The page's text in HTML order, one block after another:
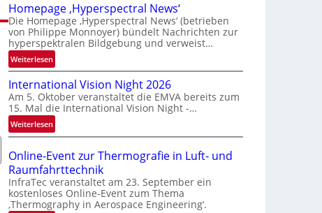
Homepage ‚Hyperspectral News‘
Die Homepage ‚Hyperspectral News‘ (betrieben
von Philippe Monnoyer) bündelt Nachrichten zur
hyperspektralen Bildgebung und verweist…
Weiterlesen:
H
o
m
e
p
a
‚
H
y
International Vision Night 2026
Am 5. Oktober veranstaltet die EMVA bereits zum
15. Mal die International Vision Night -…
Weiterlesen:
I
t
e
r
n
Online-Event zur Thermografie in Luft- und
Raumfahrttechnik
InfraTec veranstaltet am 23. September ein
kostenloses Online-Event zum Thema
‚Thermography in Aerospace Engineering‘.